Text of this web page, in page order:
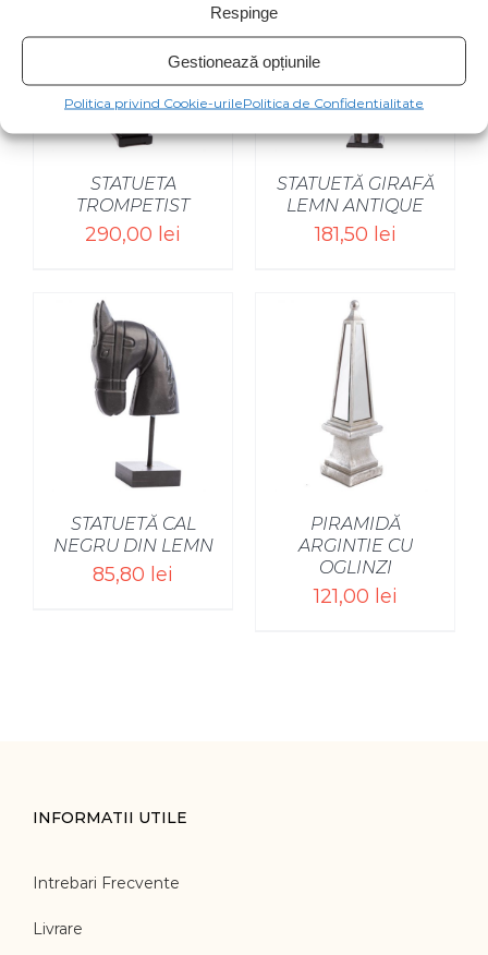
Respinge
Gestionează opțiunile
Politica privind Cookie-urilePolitica de Confidentialitate
STATUETA
TROMPETIST
290,00 lei
STATUETĂ GIRAFĂ
LEMN ANTIQUE
181,50 lei
STATUETĂ CAL
NEGRU DIN LEMN
85,80 lei
PIRAMIDĂ
ARGINTIE CU
OGLINZI
121,00 lei
INFORMATII UTILE
Intrebari Frecvente
Livrare